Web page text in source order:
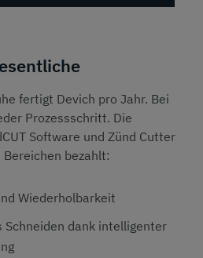
fertigt Devich pro Jahr. Bei
Prozessschritt. Die
Software und Zünd Cutter
bezahlt:
Wiederholbarkeit
Schneiden dank intelligenter